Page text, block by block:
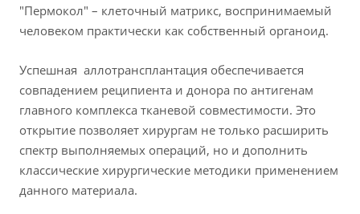
"Пермокол" – клеточный матрикс, воспринимаемый
человеком практически как собственный органоид.
Успешная аллотрансплантация обеспечивается
совпадением реципиента и донора по антигенам
главного комплекса тканевой совместимости. Это
открытие позволяет хирургам не только расширить
спектр выполняемых операций, но и дополнить
классические хирургические методики применением
данного материала.